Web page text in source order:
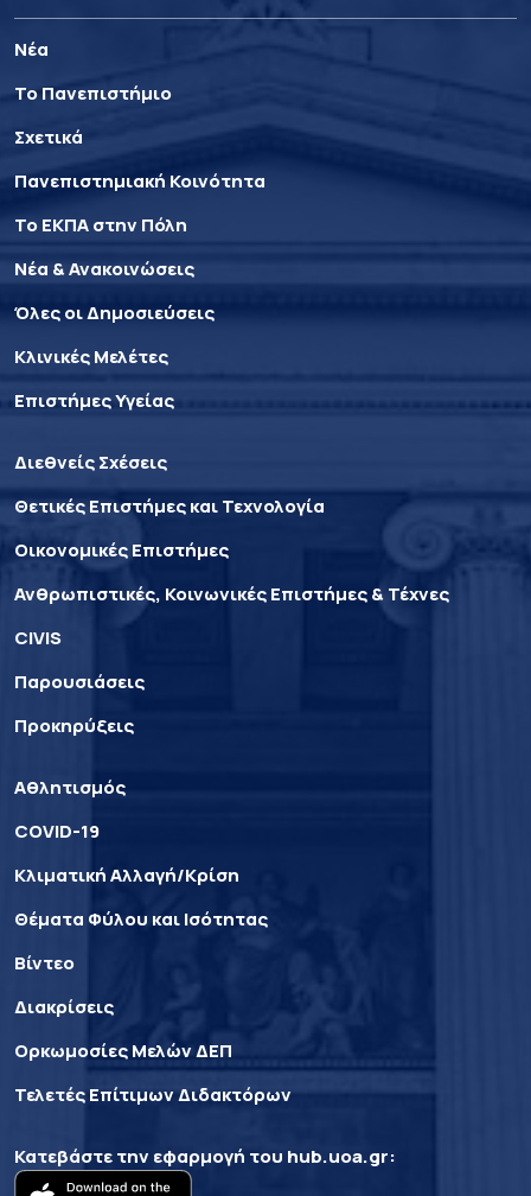
Νέα
Το Πανεπιστήμιο
Σχετικά
Πανεπιστημιακή Κοινότητα
Το ΕΚΠΑ στην Πόλη
Νέα & Ανακοινώσεις
Όλες οι Δημοσιεύσεις
Κλινικές Μελέτες
Επιστήμες Υγείας
Διεθνείς Σχέσεις
Θετικές Επιστήμες και Τεχνολογία
Οικονομικές Επιστήμες
Ανθρωπιστικές, Κοινωνικές Επιστήμες & Τέχνες
CIVIS
Παρουσιάσεις
Προκηρύξεις
Αθλητισμός
COVID-19
Κλιματική Αλλαγή/Κρίση
Θέματα Φύλου και Ισότητας
Βίντεο
Διακρίσεις
Ορκωμοσίες Μελών ΔΕΠ
Τελετές Επίτιμων Διδακτόρων
Κατεβάστε την εφαρμογή του hub.uoa.gr: